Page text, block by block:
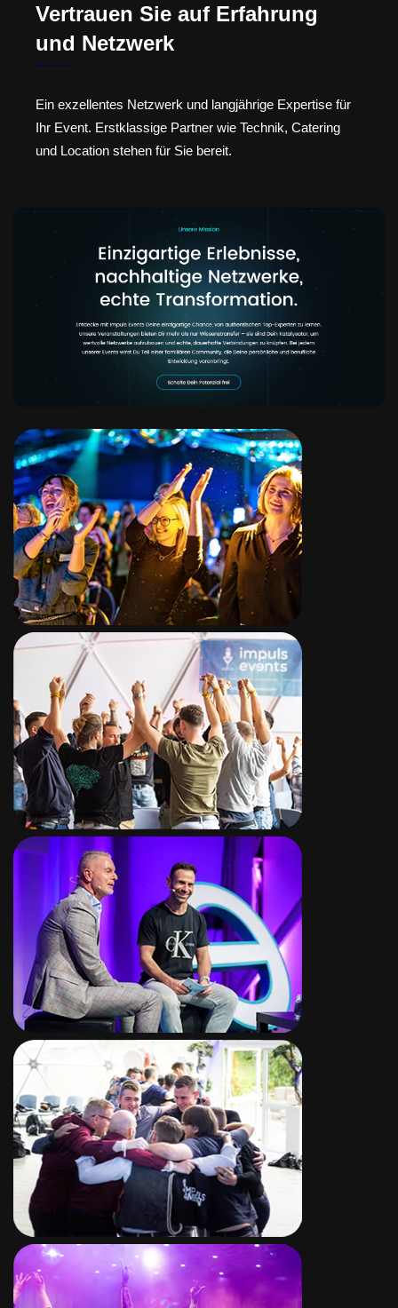
Vertrauen Sie auf Erfahrung
und Netzwerk
Ein exzellentes Netzwerk und langjährige Expertise für
Ihr Event. Erstklassige Partner wie Technik, Catering
und Location stehen für Sie bereit.